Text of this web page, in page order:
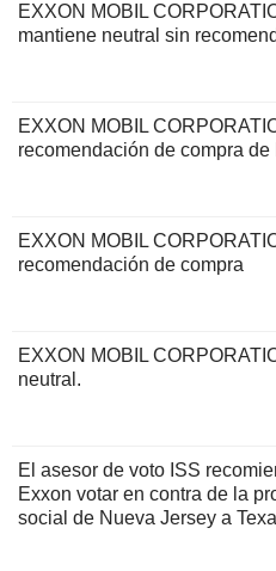
EXXON MOBIL
mantiene neutral sin
EXXON MOBIL
recomendación de compra de
EXXON MOBIL
recomendación de compra
EXXON MOBIL
neutral.
El asesor de voto ISS
Exxon votar en contra de la
social de Nueva Jersey a